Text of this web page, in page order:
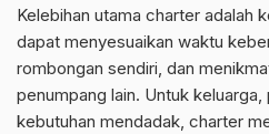
Kelebihan utama charter adalah
dapat menyesuaikan waktu
rombongan sendiri, dan
penumpang lain. Untuk keluarga,
kebutuhan mendadak, charter